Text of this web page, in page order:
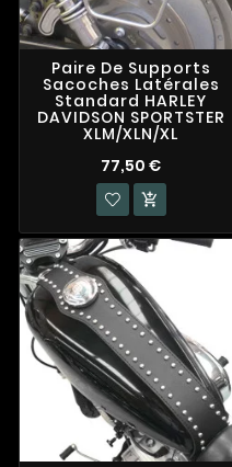
Paire De Supports
Sacoches Latérales
Standard HARLEY
DAVIDSON SPORTSTER
XLM/XLN/XL
77,50 €
